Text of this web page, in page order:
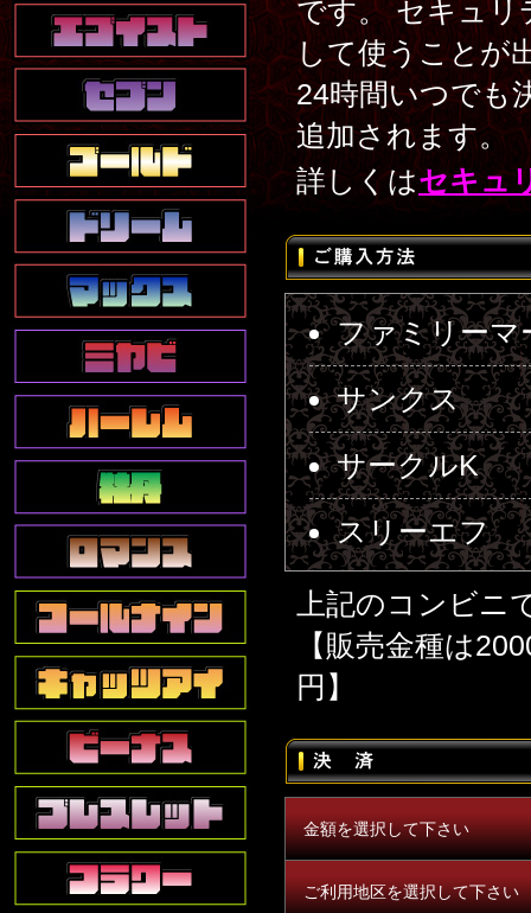
です。 セキュリ
して使うことが
24時間いつでも
追加されます。
詳しくはセキュ
ファミリーマ
サンクス
サークルK
スリーエフ
上記のコンビニ
【販売金種は
円】
金額を選択して下さい
ご利用地区を選択して下さい